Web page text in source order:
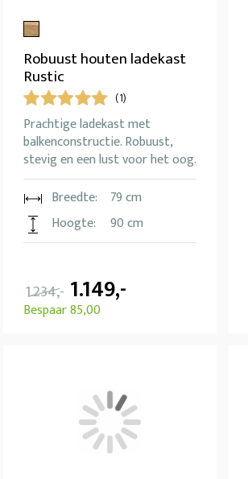
Robuust houten ladekast
Rustic
(1)
Prachtige ladekast met
balkenconstructie. Robuust,
stevig en een lust voor het oog.
Breedte:
79 cm
Hoogte:
90 cm
1.234,- 1.149,-
Bespaar 85,00